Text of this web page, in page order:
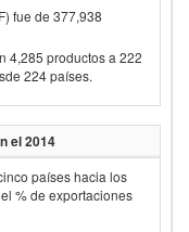
fue de 377,938
4,285 productos a 222
224 países.
el2014
países hacia los
% de exportaciones